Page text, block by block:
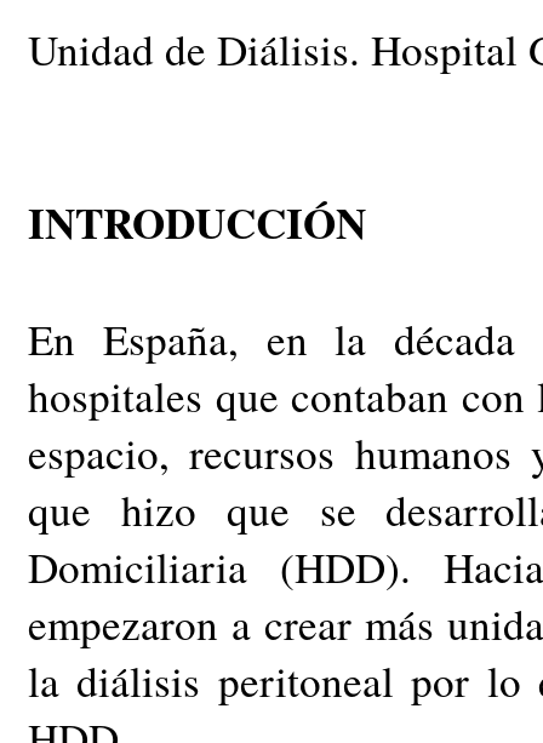
Unidad de Diálisis. Hospital
INTRODUCCIÓN
En España, en la
hospitales que contaban
espacio, recursos
que hizo que se
Domiciliaria (HDD).
empezaron a crear más
la diálisis peritoneal por lo